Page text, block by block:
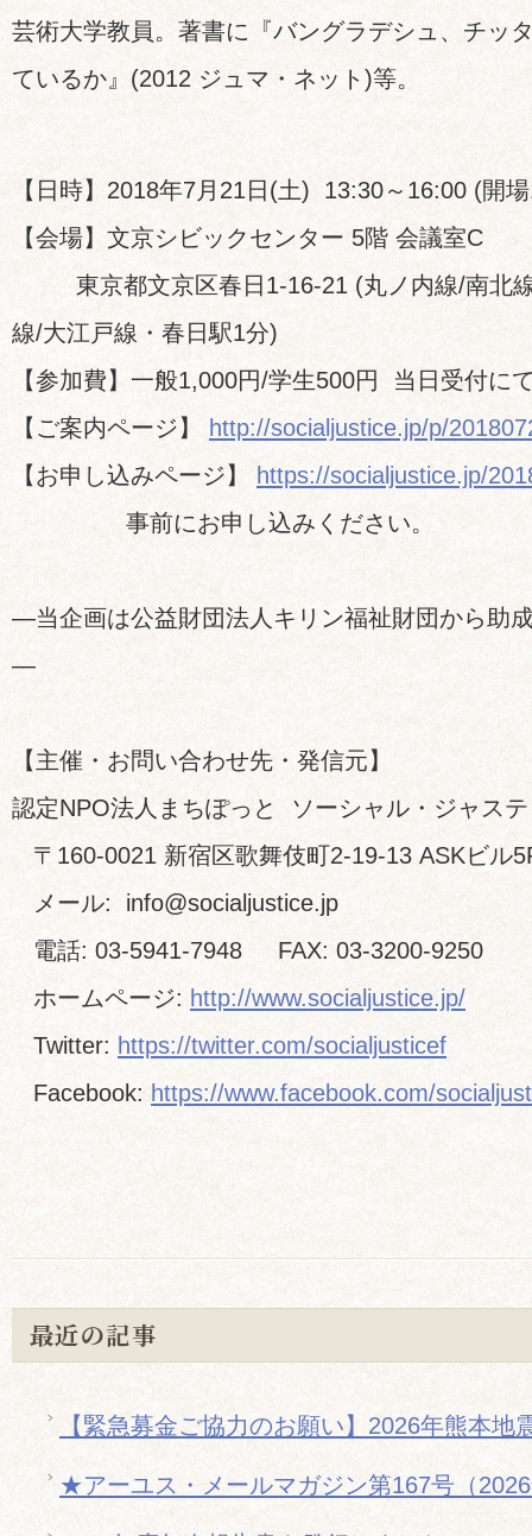
芸術大学教員。著書に『バングラデシュ、チッ
ているか』(2012 ジュマ・ネット)等。
【日時】2018年7月21日(土) 13:30～16:00 (開
【会場】文京シビックセンター 5階 会議室C
東京都文京区春日1-16-21 (丸ノ内線/南北線
線/大江戸線・春日駅1分)
【参加費】一般1,000円/学生500円 当日受付に
【ご案内ページ】
http://socialjustice.jp/p/
【お申し込みページ】
https://socialjustice.jp/
事前にお申し込みください。
―当企画は公益財団法人キリン福祉財団から助
―
【主催・お問い合わせ先・発信元】
認定NPO法人まちぽっと ソーシャル・ジャス
〒160-0021 新宿区歌舞伎町2-19-13 ASKビル
メール: info@socialjustice.jp
電話: 03-5941-7948 FAX: 03-3200-9250
ホームページ: http://www.socialjustice.jp/
Twitter: https://twitter.com/socialjusticef
Facebook: https://www.facebook.com/
最近の記事
【緊急募金ご協力のお願い】2026年熊本地
★アーユス・メールマガジン第167号（